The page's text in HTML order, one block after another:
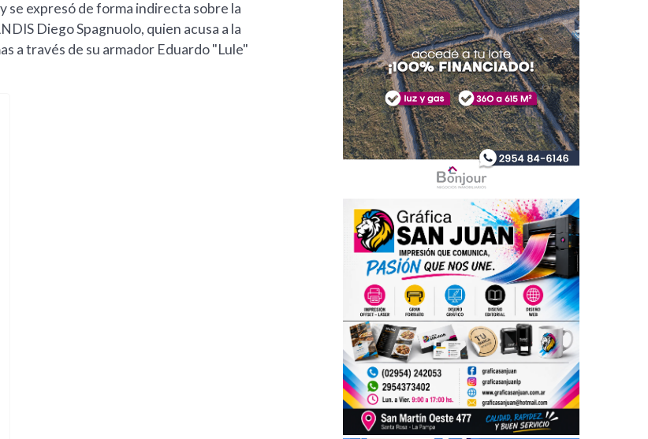
se expresó de forma indirecta sobre la
Diego Spagnuolo, quien acusa a la
a través de su armador Eduardo "Lule"